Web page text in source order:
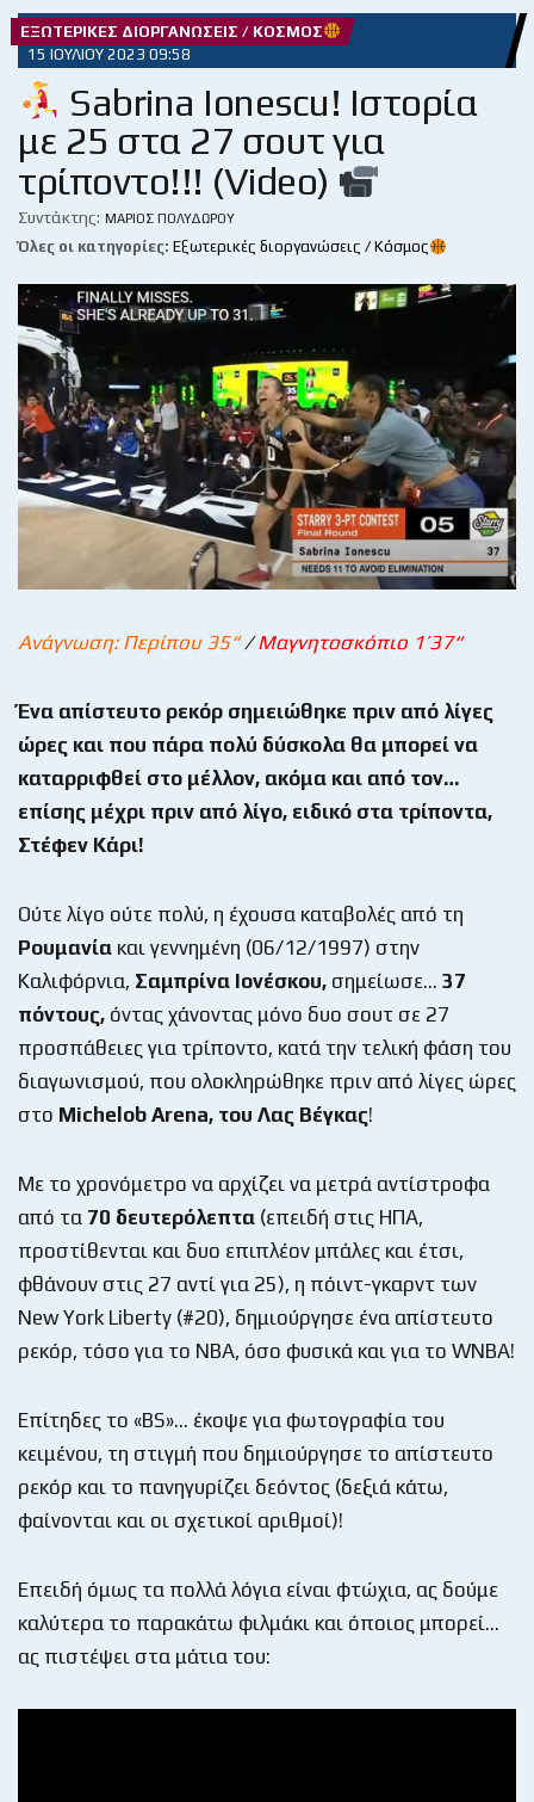
ΕΞΩΤΕΡΙΚΈΣ ΔΙΟΡΓΑΝΏΣΕΙΣ / ΚΌΣΜΟΣ
15 ΙΟΥΛΊΟΥ 2023 09:58
Sabrina Ionescu! Ιστορία
με 25 στα 27 σουτ για
τρίποντο!!! (Video)
Συντάκτης: ΜΆΡΙΟΣ ΠΟΛΥΔΏΡΟΥ
Όλες οι κατηγορίες: Εξωτερικές διοργανώσεις / Κόσμος
Ανάγνωση: Περίπου 35“/Μαγνητοσκόπιο 1’37“
Ένα απίστευτο ρεκόρ σημειώθηκε πριν από λίγες
ώρες και που πάρα πολύ δύσκολα θα μπορεί να
καταρριφθεί στο μέλλον, ακόμα και από τον…
επίσης μέχρι πριν από λίγο, ειδικό στα τρίποντα,
Στέφεν Κάρι!
Ούτε λίγο ούτε πολύ, η έχουσα καταβολές από τη
Ρουμανία και γεννημένη (06/12/1997) στην
Καλιφόρνια, Σαμπρίνα Ιονέσκου, σημείωσε… 37
πόντους, όντας χάνοντας μόνο δυο σουτ σε 27
προσπάθειες για τρίποντο, κατά την τελική φάση του
διαγωνισμού, που ολοκληρώθηκε πριν από λίγες ώρες
στo Michelob Arena, του Λας Βέγκας!
Με το χρονόμετρο να αρχίζει να μετρά αντίστροφα
από τα 70 δευτερόλεπτα (επειδή στις ΗΠΑ,
προστίθενται και δυο επιπλέον μπάλες και έτσι,
φθάνουν στις 27 αντί για 25), η πόιντ-γκαρντ των
New York Liberty (#20), δημιούργησε ένα απίστευτο
ρεκόρ, τόσο για το ΝΒΑ, όσο φυσικά και για το WNBA!
Επίτηδες το «BS»… έκοψε για φωτογραφία του
κειμένου, τη στιγμή που δημιούργησε το απίστευτο
ρεκόρ και το πανηγυρίζει δεόντος (δεξιά κάτω,
φαίνονται και οι σχετικοί αριθμοί)!
Eπειδή όμως τα πολλά λόγια είναι φτώχια, ας δούμε
καλύτερα το παρακάτω φιλμάκι και όποιος μπορεί…
ας πιστέψει στα μάτια του: